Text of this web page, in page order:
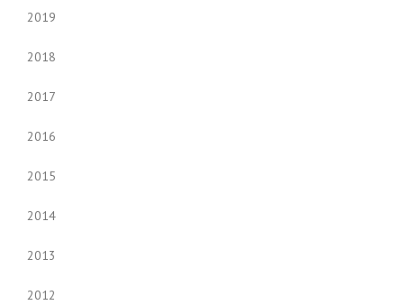
2019
2018
2017
2016
2015
2014
2013
2012